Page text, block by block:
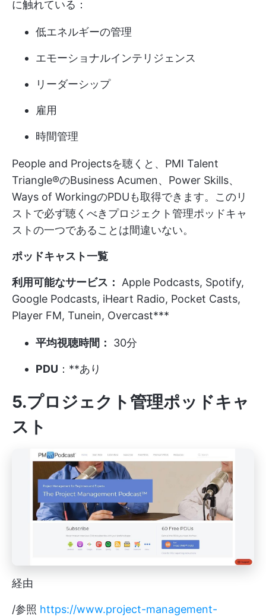
に触れている：
低エネルギーの管理
エモーショナルインテリジェンス
リーダーシップ
雇用
時間管理
People and Projectsを聴くと、PMI Talent
Triangle®のBusiness Acumen、Power Skills、
Ways of WorkingのPDUも取得できます。このリ
ストで必ず聴くべきプロジェクト管理ポッドキャ
ストの一つであることは間違いない。
ポッドキャスト一覧
利用可能なサービス：
Apple Podcasts, Spotify,
Google Podcasts, iHeart Radio, Pocket Casts,
Player FM, Tunein, Overcast***
平均視聴時間： 30分
PDU ：**あり
5.プロジェクト管理ポッドキャ
スト
経由
/参照 https://www.project-management-